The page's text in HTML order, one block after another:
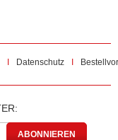
Datenschutz
ABONNIEREN